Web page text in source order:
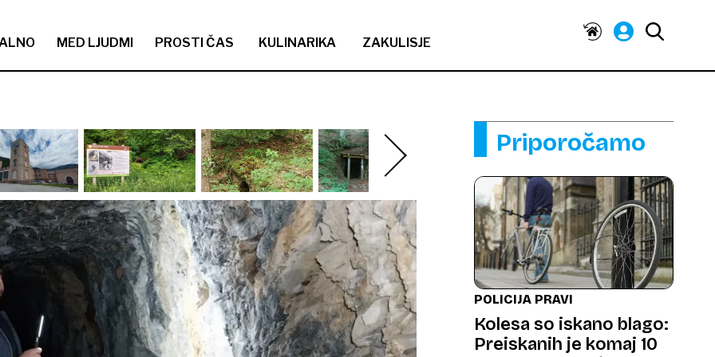
MED LJUDMI PROSTI ČAS KULINARIKA ZAKULISJE
Priporočamo
POLICIJA PRAVI
Kolesa so iskano blago:
Preiskanih je komaj 10